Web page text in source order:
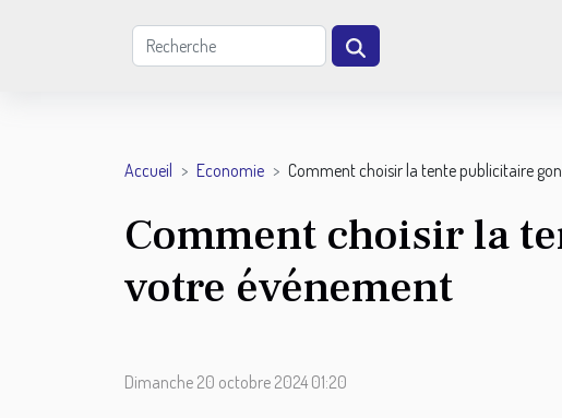
Accueil Economie Comment choisir la tente publicitaire
Comment choisir la
votre événement
Dimanche 20 octobre 2024 01:20